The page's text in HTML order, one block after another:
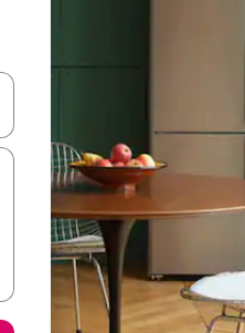
pomocou klávesov so